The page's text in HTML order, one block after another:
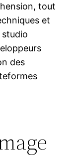
tout
et
studio
des